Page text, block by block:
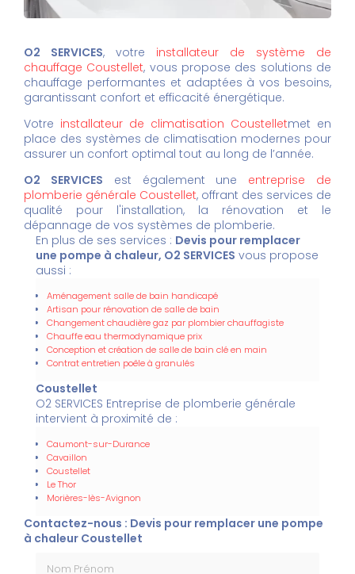
O2 SERVICES, votre installateur de système de
chauffage Coustellet, vous propose des solutions de
chauffage performantes et adaptées à vos besoins,
garantissant confort et efficacité énergétique.
Votre installateur de climatisation Coustelletmet en
place des systèmes de climatisation modernes pour
assurer un confort optimal tout au long de l’année.
O2 SERVICES est également une entreprise de
plomberie générale Coustellet, offrant des services de
qualité pour l'installation, la rénovation et le
dépannage de vos systèmes de plomberie.
En plus de ses services : Devis pour remplacer
une pompe à chaleur, O2 SERVICES vous propose
aussi :
Aménagement salle de bain handicapé
Artisan pour rénovation de salle de bain
Changement chaudière gaz par plombier chauffagiste
Chauffe eau thermodynamique prix
Conception et création de salle de bain clé en main
Contrat entretien poêle à granulés
Coustellet
O2 SERVICES Entreprise de plomberie générale
intervient à proximité de :
Caumont-sur-Durance
Cavaillon
Coustellet
Le Thor
Morières-lès-Avignon
Contactez-nous : Devis pour remplacer une pompe
à chaleur Coustellet